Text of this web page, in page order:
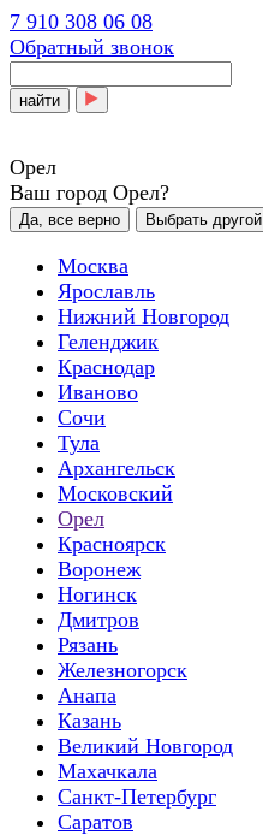
7 910 308 06 08
Обратный звонок
найти
Орел
Ваш город Орел?
Да, все верно Выбрать другой
Москва
Ярославль
Нижний Новгород
Геленджик
Краснодар
Иваново
Сочи
Тула
Архангельск
Московский
Орел
Красноярск
Воронеж
Ногинск
Дмитров
Рязань
Железногорск
Анапа
Казань
Великий Новгород
Махачкала
Санкт-Петербург
Саратов